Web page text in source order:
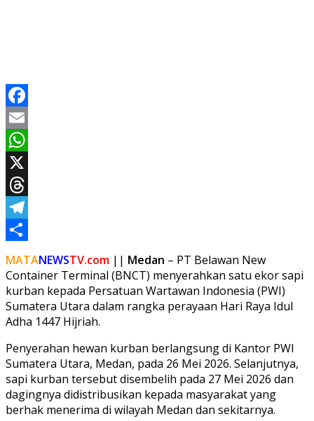
Facebook
Email
WhatsApp
X
Threads
Telegram
Share
MATANEWSTV.com || Medan – PT Belawan New
Container Terminal (BNCT) menyerahkan satu ekor sapi
kurban kepada Persatuan Wartawan Indonesia (PWI)
Sumatera Utara dalam rangka perayaan Hari Raya Idul
Adha 1447 Hijriah.
Penyerahan hewan kurban berlangsung di Kantor PWI
Sumatera Utara, Medan, pada 26 Mei 2026. Selanjutnya,
sapi kurban tersebut disembelih pada 27 Mei 2026 dan
dagingnya didistribusikan kepada masyarakat yang
berhak menerima di wilayah Medan dan sekitarnya.